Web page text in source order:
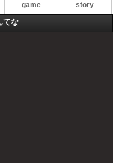
game story
てな